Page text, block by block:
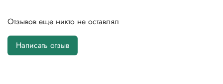
Отзывов еще никто не оставлял
Написать отзыв